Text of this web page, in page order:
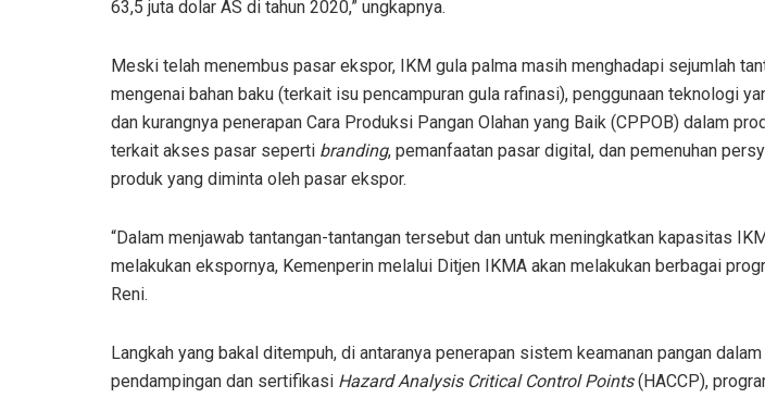
63,5 juta dolar AS di tahun 2020,” ungkapnya.
Meski telah menembus pasar ekspor, IKM gula palma masih menghadapi sejumlah
mengenai bahan baku (terkait isu pencampuran gula rafinasi), penggunaan teknologi
dan kurangnya penerapan Cara Produksi Pangan Olahan yang Baik (CPPOB) dalam
terkait akses pasar seperti branding, pemanfaatan pasar digital, dan pemenuhan
produk yang diminta oleh pasar ekspor.
“Dalam menjawab tantangan-tantangan tersebut dan untuk meningkatkan kapasitas
melakukan ekspornya, Kemenperin melalui Ditjen IKMA akan melakukan berbagai
Reni.
Langkah yang bakal ditempuh, di antaranya penerapan sistem keamanan pangan
pendampingan dan sertifikasi Hazard Analysis Critical Control Points(HACCP),